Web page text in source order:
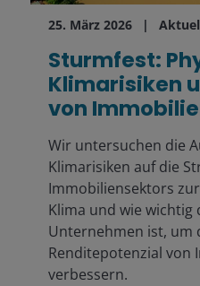
25. März 2026
Sturmfest:
Klimarisiken
von
Wir untersuchen die
Klimarisiken auf die
Immobiliensektors
Klima und wie wichtig
Unternehmen ist, um
Renditepotenzial von
verbessern.